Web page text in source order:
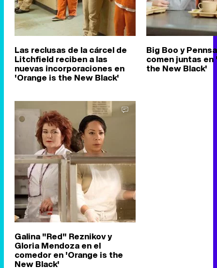
Las reclusas de la cárcel de
Litchfield reciben a las
nuevas incorporaciones en
'Orange is the New Black'
Big Boo y
comen juntas en
the New Black'
Galina "Red" Reznikov y
Gloria Mendoza en el
comedor en 'Orange is the
New Black'